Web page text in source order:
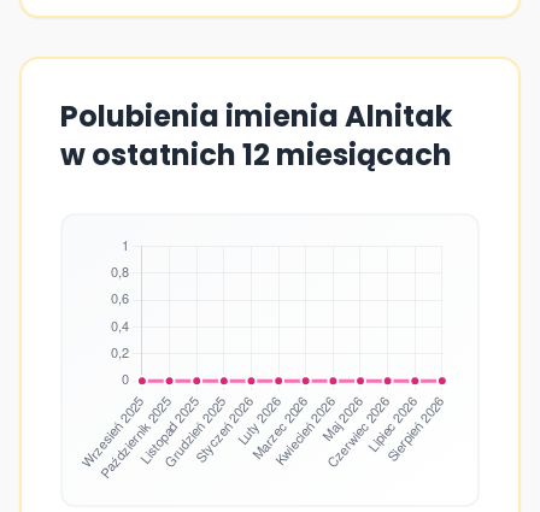
Polubienia imienia Alnitak
w ostatnich 12 miesiącach